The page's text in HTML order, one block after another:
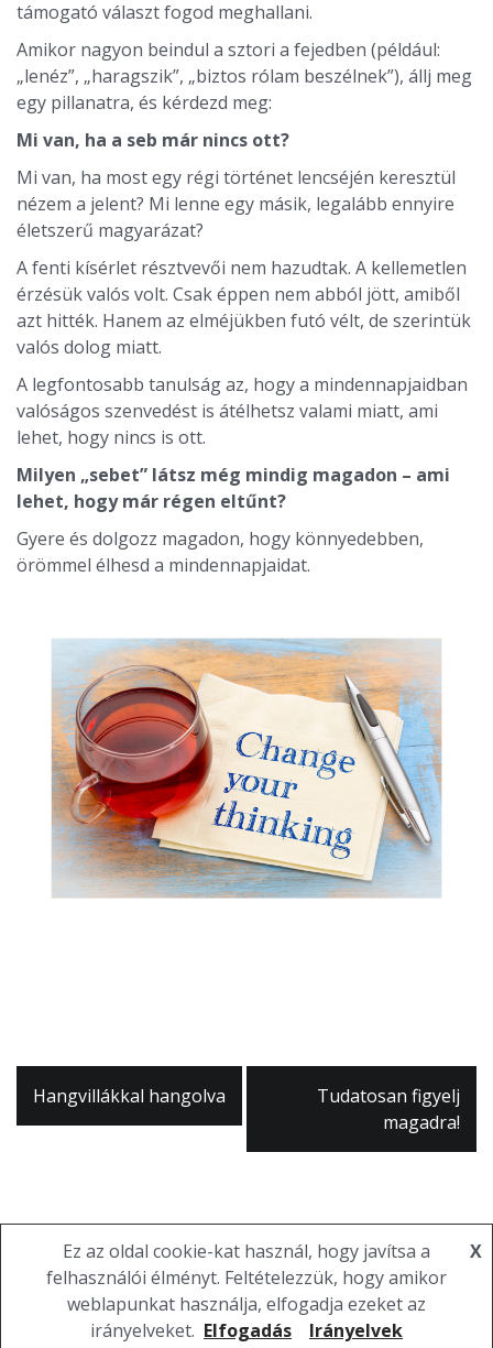
támogató választ fogod meghallani.
Amikor nagyon beindul a sztori a fejedben (például:
„lenéz”, „haragszik”, „biztos rólam beszélnek”), állj meg
egy pillanatra, és kérdezd meg:
Mi van, ha a seb már nincs ott?
Mi van, ha most egy régi történet lencséjén keresztül
nézem a jelent? Mi lenne egy másik, legalább ennyire
életszerű magyarázat?
A fenti kísérlet résztvevői nem hazudtak. A kellemetlen
érzésük valós volt. Csak éppen nem abból jött, amiből
azt hitték. Hanem az elméjükben futó vélt, de szerintük
valós dolog miatt.
A legfontosabb tanulság az, hogy a mindennapjaidban
valóságos szenvedést is átélhetsz valami miatt, ami
lehet, hogy nincs is ott.
Milyen „sebet” látsz még mindig magadon – ami
lehet, hogy már régen eltűnt?
Gyere és dolgozz magadon, hogy könnyedebben,
örömmel élhesd a mindennapjaidat.
Bejegyzés
navigáció
Hangvillákkal hangolva
Tudatosan figyelj
magadra!
Proudly powered by WordPress|Theme:Obliqueby
Themeisle.
Ez az oldal cookie-kat használ, hogy javítsa a
felhasználói élményt. Feltételezzük, hogy amikor
weblapunkat használja, elfogadja ezeket az
irányelveket.
X
Elfogadás
Irányelvek